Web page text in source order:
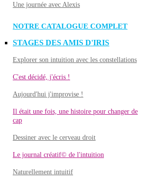
Une journée avec Alexis
NOTRE CATALOGUE COMPLET
STAGES DES AMIS D'IRIS
Explorer son intuition avec les constellations
C'est décidé, j'écris !
Aujourd'hui j'improvise !
Il était une fois, une histoire pour changer de
cap
Dessiner avec le cerveau droit
Le journal créatif© de l'intuition
Naturellement intuitif